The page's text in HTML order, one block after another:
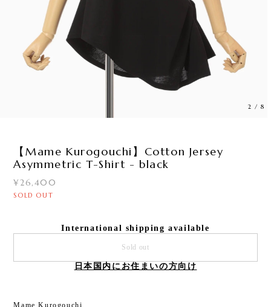
2 /8
【Mame Kurogouchi】Cotton Jersey
Asymmetric T-Shirt - black
¥26,400
SOLD OUT
International shipping available
Sold out
日本国内にお住まいの方向け
Mame Kurogouchi